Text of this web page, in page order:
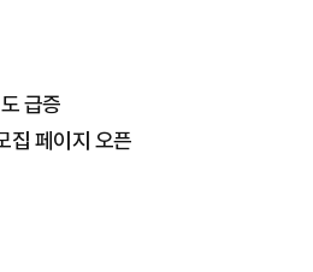
급증
집 페이지 오픈